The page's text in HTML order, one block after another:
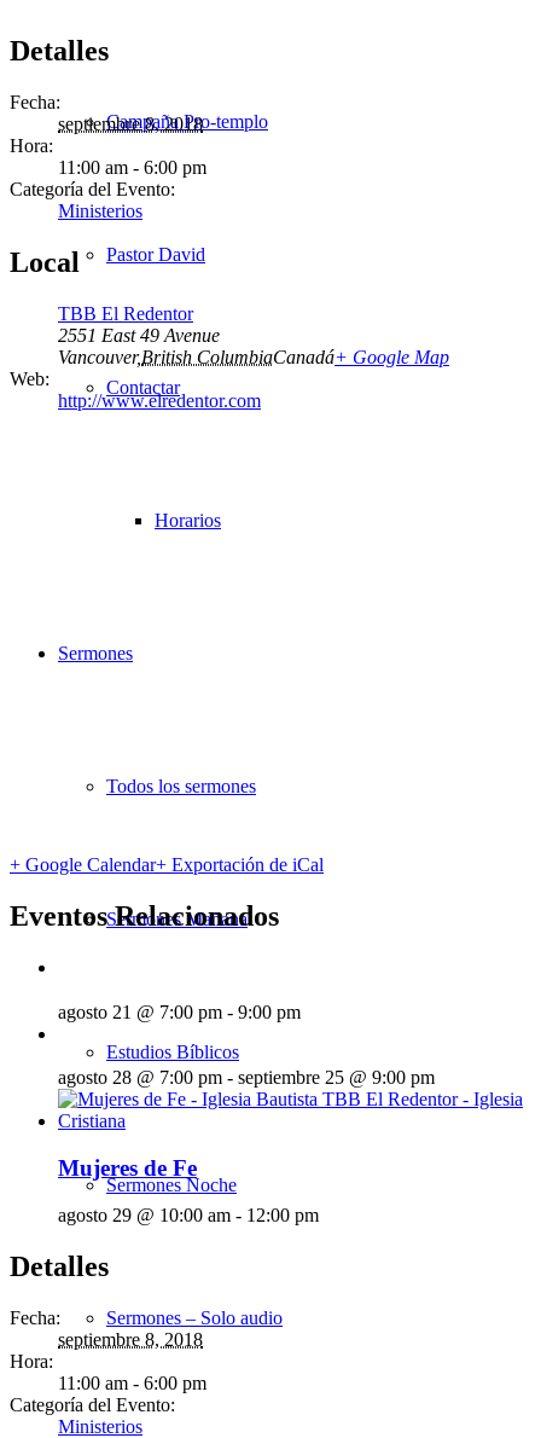
Campaña Pro-templo
Pastor David
Contactar
Horarios
Sermones
Todos los sermones
Sermones Mañana
Estudios Bíblicos
Sermones Noche
Sermones – Solo audio
Detalles
Fecha:
septiembre 8, 2018
Hora:
11:00 am - 6:00 pm
Categoría del Evento:
Ministerios
Local
TBB El Redentor
2551 East 49 Avenue
Vancouver,British ColumbiaCanadá+ Google Map
Web:
http://www.elredentor.com
+ Google Calendar+ Exportación de iCal
Eventos Relacionados
agosto 21 @ 7:00 pm - 9:00 pm
agosto 28 @ 7:00 pm - septiembre 25 @ 9:00 pm
Mujeres de Fe
agosto 29 @ 10:00 am - 12:00 pm
Detalles
Fecha:
septiembre 8, 2018
Hora:
11:00 am - 6:00 pm
Categoría del Evento:
Ministerios